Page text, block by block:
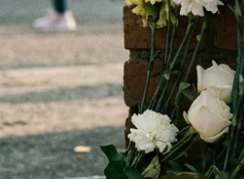
en los lugares más inesperados. No
Irónico. A una cuadra de dos
costoso y uno lo piensa dos